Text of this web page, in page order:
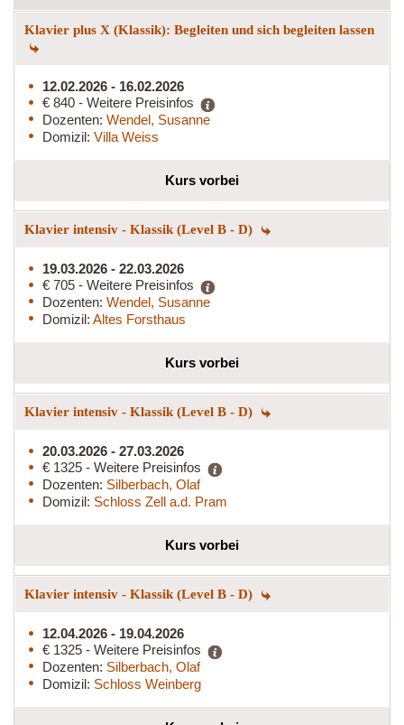
Klavier plus X (Klassik): Begleiten und sich begleiten lassen
12.02.2026 - 16.02.2026
€ 840 - Weitere Preisinfos
Dozenten: Wendel, Susanne
Domizil: Villa Weiss
Kurs vorbei
Klavier intensiv - Klassik (Level B - D)
19.03.2026 - 22.03.2026
€ 705 - Weitere Preisinfos
Dozenten: Wendel, Susanne
Domizil: Altes Forsthaus
Kurs vorbei
Klavier intensiv - Klassik (Level B - D)
20.03.2026 - 27.03.2026
€ 1325 - Weitere Preisinfos
Dozenten: Silberbach, Olaf
Domizil: Schloss Zell a.d. Pram
Kurs vorbei
Klavier intensiv - Klassik (Level B - D)
12.04.2026 - 19.04.2026
€ 1325 - Weitere Preisinfos
Dozenten: Silberbach, Olaf
Domizil: Schloss Weinberg